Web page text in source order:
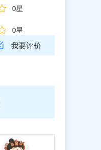
0星
0星
我要评价